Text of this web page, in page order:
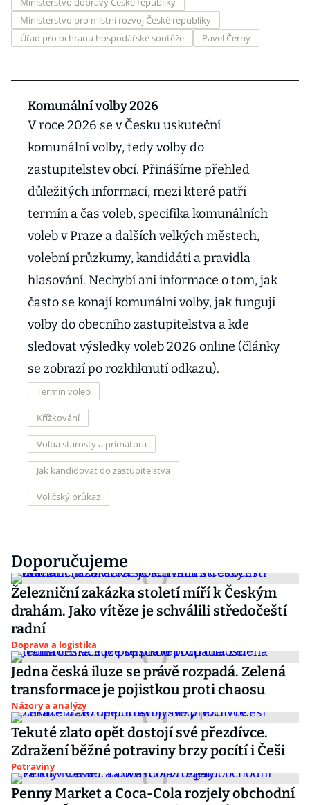
Ministerstvo pro místní rozvoj České republiky
Úřad pro ochranu hospodářské soutěže
Pavel Černý
Komunální volby 2026
V roce 2026 se v Česku uskuteční
komunální volby, tedy volby do
zastupitelstev obcí. Přinášíme přehled
důležitých informací, mezi které patří
termín a čas voleb, specifika komunálních
voleb v Praze a dalších velkých městech,
volební průzkumy, kandidáti a pravidla
hlasování. Nechybí ani informace o tom, jak
často se konají komunální volby, jak fungují
volby do obecního zastupitelstva a kde
sledovat výsledky voleb 2026 online (články
se zobrazí po rozkliknutí odkazu).
Termín voleb
Křížkování
Volba starosty a primátora
Jak kandidovat do zastupitelstva
Voličský průkaz
Doporučujeme
Železniční zakázka století míří k Českým
drahám. Jako vítěze je schválili středočeští
radní
Doprava a logistika
Jedna česká iluze se právě rozpadá. Zelená
transformace je pojistkou proti chaosu
Názory a analýzy
Tekuté zlato opět dostojí své přezdívce.
Zdražení běžné potraviny brzy pocítí i Češi
Potraviny
Penny Market a Coca-Cola rozjely obchodní